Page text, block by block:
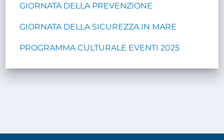
GIORNATA DELLA PREVENZIONE
GIORNATA DELLA SICUREZZA IN MARE
PROGRAMMA CULTURALE EVENTI 2025